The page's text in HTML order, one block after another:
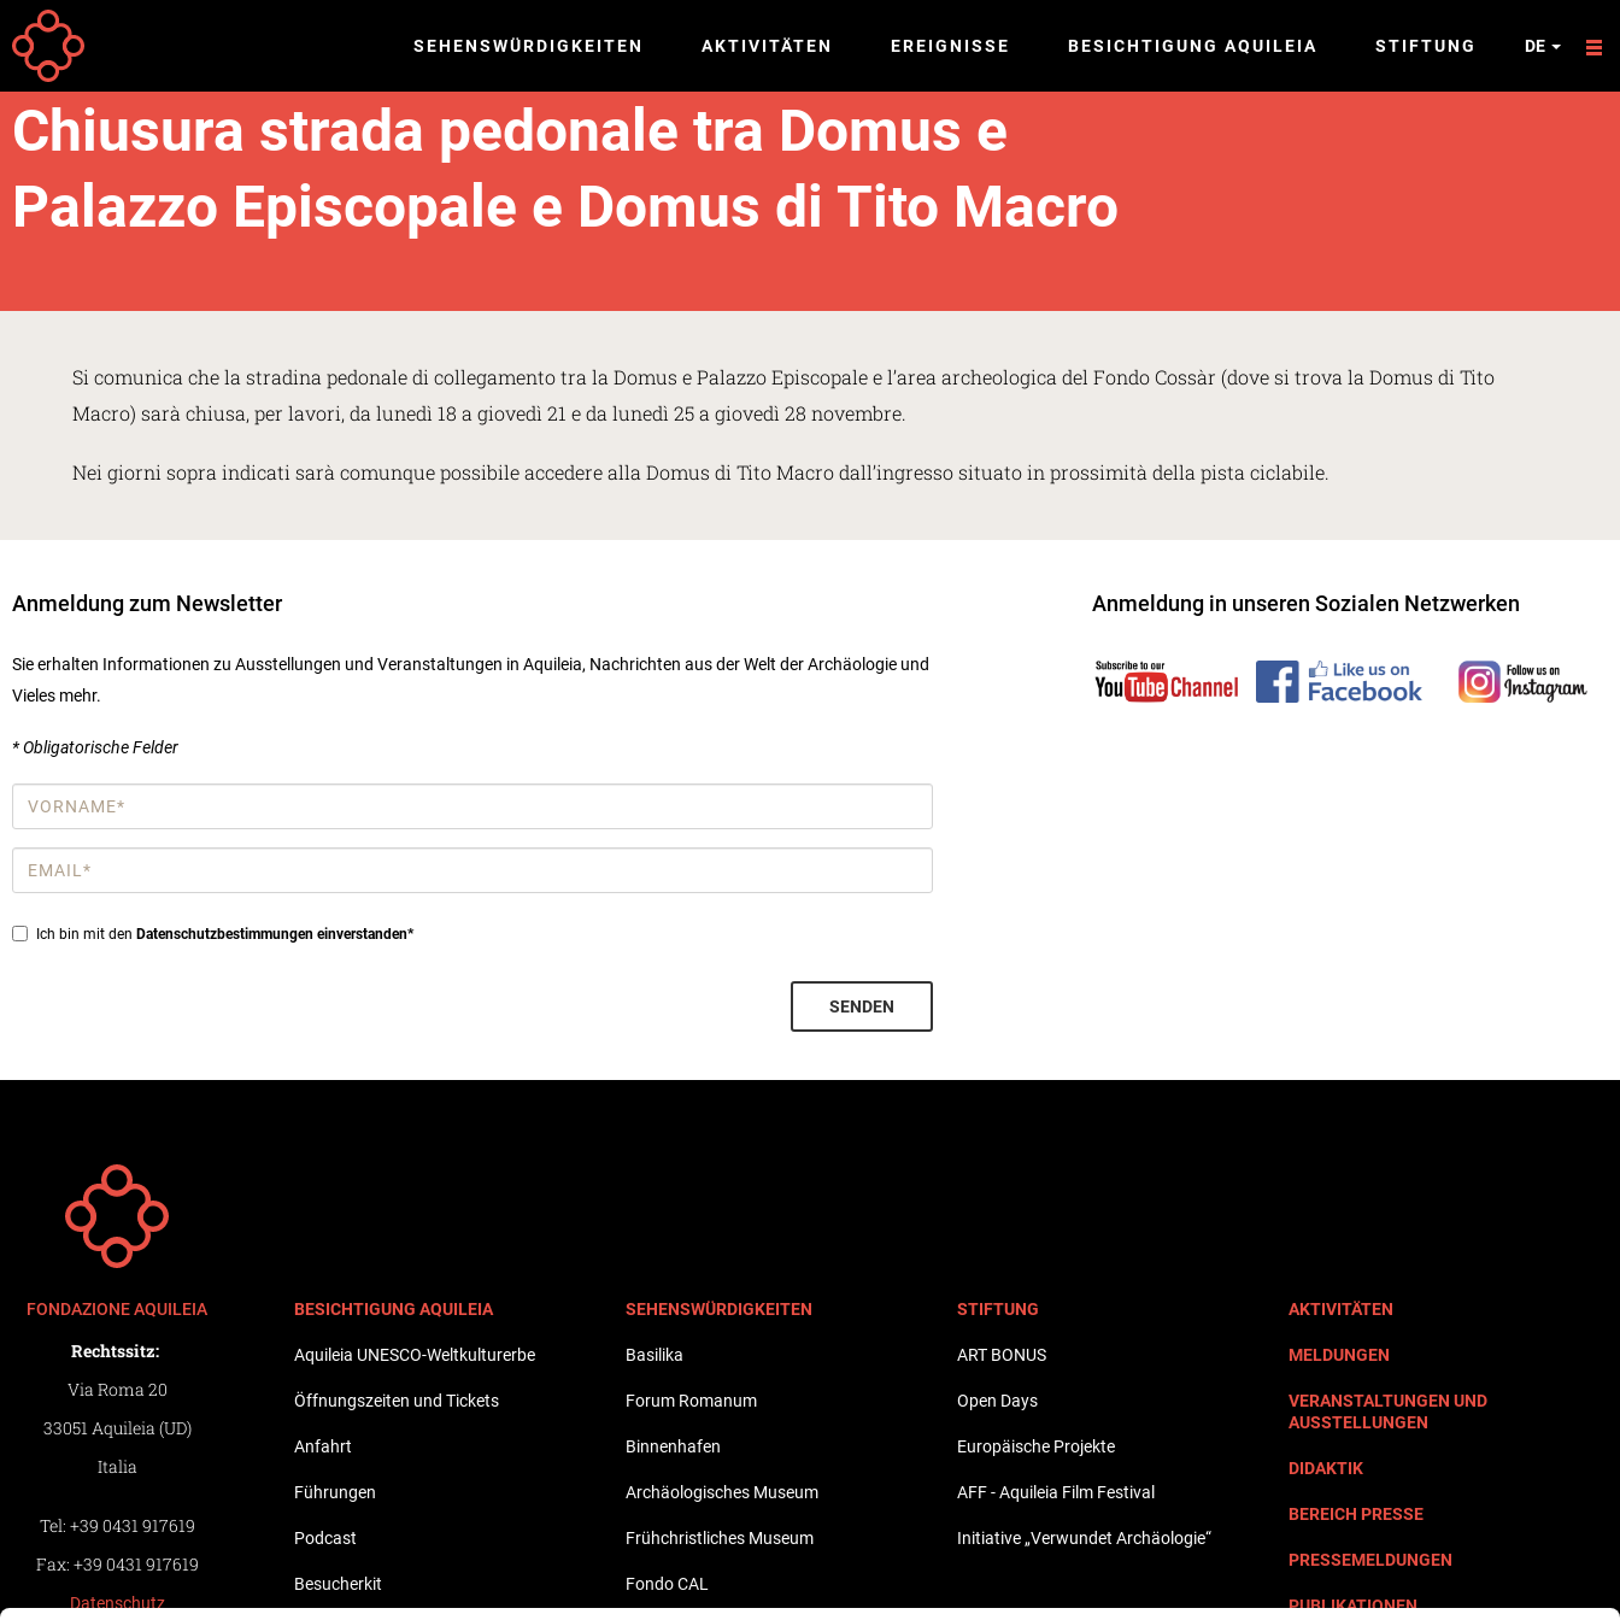
Direkt zum Inhalt
SEHENSWÜRDIGKEITEN AKTIVITÄTEN EREIGNISSE BESICHTIGUNG AQUILEIA STIFTUNG DE
Your
are
here
Startseite
Chiusura strada pedonale tra Domus e
Palazzo Episcopale e Domus di Tito Macro
Si comunica che la stradina pedonale di collegamento tra la Domus e Palazzo Episcopale e l’area archeologica del Fondo Cossàr (dove si trova la Domus di Tito
Macro) sarà chiusa, per lavori, da lunedì 18 a giovedì 21 e da lunedì 25 a giovedì 28 novembre.
Nei giorni sopra indicati sarà comunque possibile accedere alla Domus di Tito Macro dall’ingresso situato in prossimità della pista ciclabile.
Anmeldung zum Newsletter
Sie erhalten Informationen zu Ausstellungen und Veranstaltungen in Aquileia, Nachrichten aus der Welt der Archäologie und
Vieles mehr.
* Obligatorische Felder
Vorname
*
Email
*
Privacy
Ich bin mit den Datenschutzbestimmungen einverstanden*
SENDEN
Anmeldung in unseren Sozialen Netzwerken
BESICHTIGUNG AQUILEIA
Aquileia UNESCO-Weltkulturerbe
Öffnungszeiten und Tickets
Anfahrt
Führungen
Podcast
Besucherkit
SEHENSWÜRDIGKEITEN
Basilika
Forum Romanum
Binnenhafen
Archäologisches Museum
Frühchristliches Museum
Fondo CAL
STIFTUNG
ART BONUS
Open Days
Europäische Projekte
AFF - Aquileia Film Festival
Initiative „Verwundet Archäologie“
AKTIVITÄTEN
MELDUNGEN
VERANSTALTUNGEN UND
AUSSTELLUNGEN
DIDAKTIK
BEREICH PRESSE
PRESSEMELDUNGEN
PUBLIKATIONEN
FONDAZIONE AQUILEIA
Rechtssitz:
Via Roma 20
33051 Aquileia (UD)
Italia
Tel: +39 0431 917619
Fax: +39 0431 917619
Datenschutz